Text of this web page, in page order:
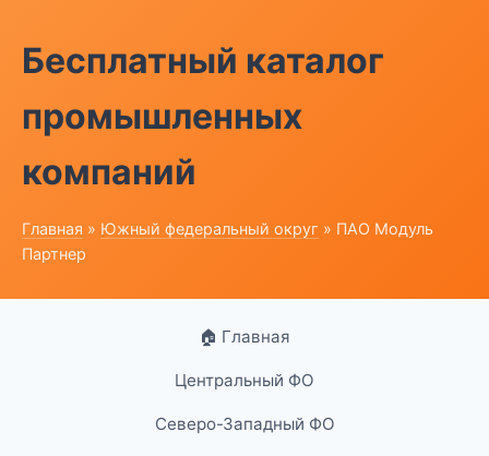
Бесплатный каталог
промышленных
компаний
Главная » Южный федеральный округ » ПАО Модуль
Партнер
🏠 Главная
Центральный ФО
Северо-Западный ФО